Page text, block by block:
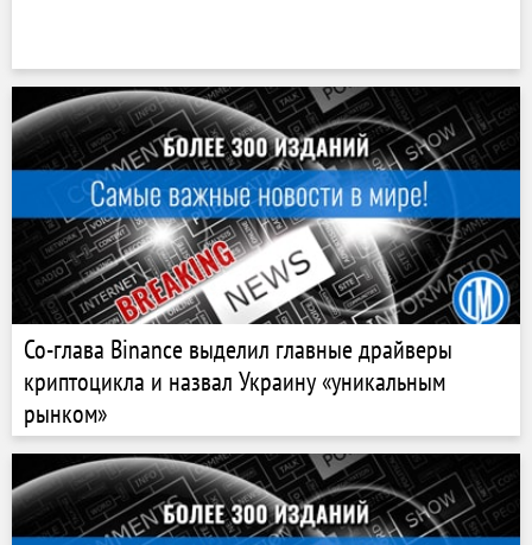
Со-глава Binance выделил главные драйверы
криптоцикла и назвал Украину «уникальным
рынком»